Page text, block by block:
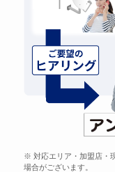
※ 対応エリア・加盟店・
場合がございます。